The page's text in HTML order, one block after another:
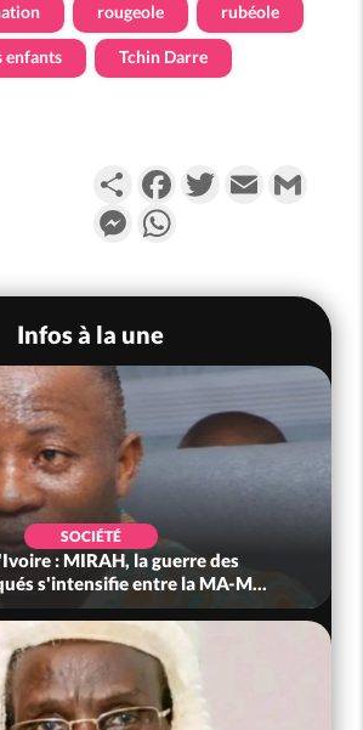
rougeole rubéole
enfants Tchin Darre
PartagerFacebookTwitterEmail
Messenger
Infos à la une
SOCIÉTÉ
: MIRAH, la guerre des
s'intensifie entre la MA-M...